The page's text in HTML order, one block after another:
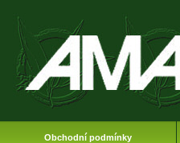
Obchodní podmínky